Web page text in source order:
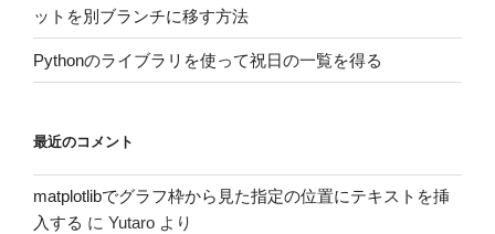
ットを別ブランチに移す方法
Pythonのライブラリを使って祝日の一覧を得る
最近のコメント
matplotlibでグラフ枠から見た指定の位置にテキストを挿
入する に Yutaro より